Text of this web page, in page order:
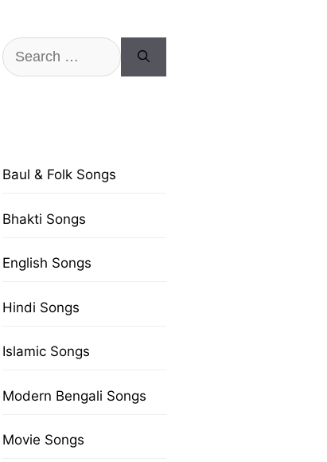
Search
for:
Baul & Folk Songs
Bhakti Songs
English Songs
Hindi Songs
Islamic Songs
Modern Bengali Songs
Movie Songs